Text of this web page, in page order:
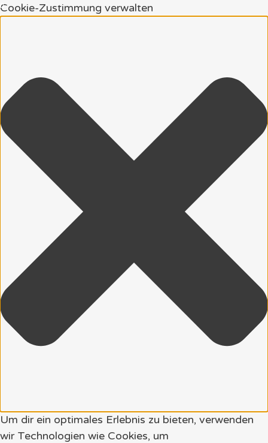
Cookie-Zustimmung verwalten
Um dir ein optimales Erlebnis zu bieten, verwenden
wir Technologien wie Cookies, um